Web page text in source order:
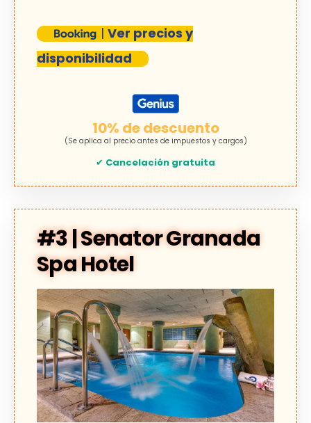
| Ver precios y
disponibilidad
10% de descuento
(Se aplica al precio antes de impuestos y cargos)
✔ Cancelación gratuita
#3 | Senator Granada
Spa Hotel